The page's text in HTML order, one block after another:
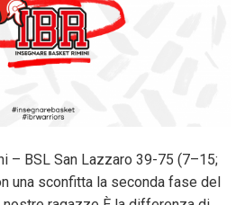
– BSL San Lazzaro 39-75 (7–15;
una sconfitta la seconda fase del